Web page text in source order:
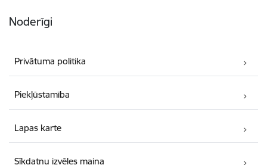
Noderīgi
Privātuma politika
Piekļūstamība
Lapas karte
Sīkdatņu izvēles maiņa